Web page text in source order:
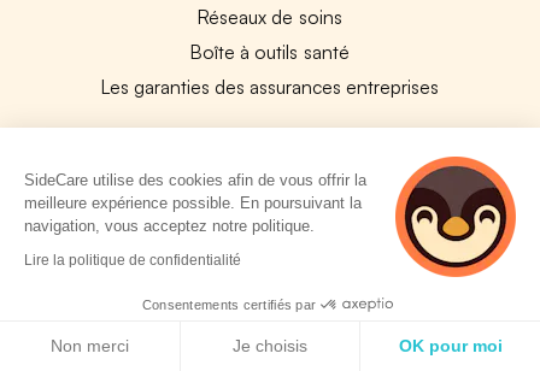
Réseaux de soins
Boîte à outils santé
Les garanties des assurances entreprises
Experts-Comptables
Assureurs Partenaires
Lucca & SideCare
Nibelis & SideCare
SideCare utilise des cookies afin de vous offrir la
meilleure expérience possible. En poursuivant la
navigation, vous acceptez notre politique.
Lire la politique de confidentialité
Consentements certifiés par
Non merci Je choisis OK pour moi
2 personnes
consultent
actuellement cette